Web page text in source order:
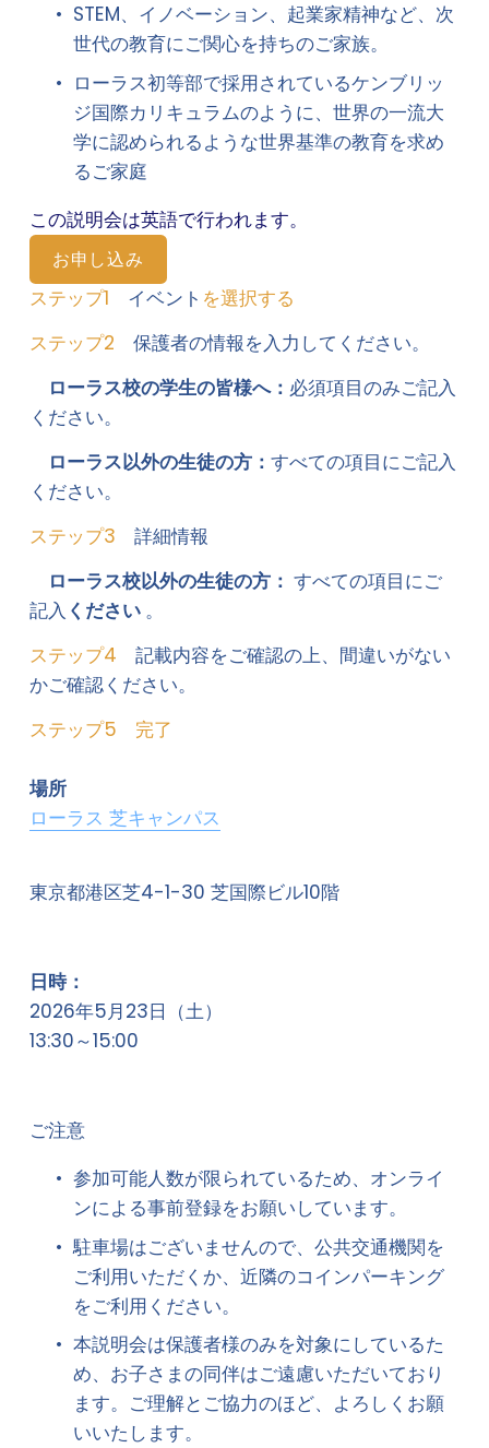
STEM、イノベーション、起業家精神など、次
世代の教育にご関心を持ちのご家族。
ローラス初等部で採用されているケンブリッ
ジ国際カリキュラムのように、世界の一流大
学に認められるような世界基準の教育を求め
るご家庭
この説明会は英語で行われます。
お申し込み
ステップ1 イベント を選択する
ステップ2 保護者の情報を入力してください。
ローラス校の学生の皆様へ： 必須項目のみご記入
ください。
ローラス以外の生徒の方： すべての項目にご記入
ください。
ステップ3 詳細情報
ローラス校以外の生徒の方： すべての項目にご
記入 ください 。
ステップ4 記載内容をご確認の上、間違いがない
かご確認ください。
ステップ5　完了
場所
ローラス 芝キャンパス
東京都港区芝4-1-30 芝国際ビル10階
日時：
2026年5月23日（土）
13:30～15:00
ご注意
参加可能人数が限られているため、 オンライ
ンによる事前登録をお願いしています。
駐車場はございませんので、公共交通機関を
ご利用いただくか、近隣のコインパーキング
をご利用ください。
本説明会は保護者様のみを対象にしているた
め、お子さまの同伴はご遠慮いただいており
ます。ご理解とご協力のほど、よろしくお願
いいたします。